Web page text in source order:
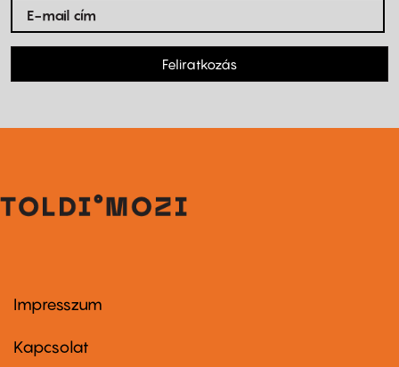
Feliratkozás
Footer
first
Impresszum
Kapcsolat